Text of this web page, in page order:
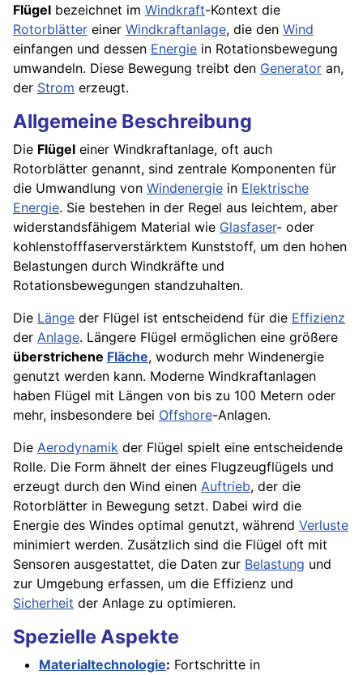
Flügel bezeichnet im Windkraft-Kontext die
Rotorblätter einer Windkraftanlage, die den Wind
einfangen und dessen Energie in Rotationsbewegung
umwandeln. Diese Bewegung treibt den Generator an,
der Strom erzeugt.
Allgemeine Beschreibung
Die Flügel einer Windkraftanlage, oft auch
Rotorblätter genannt, sind zentrale Komponenten für
die Umwandlung von Windenergie in Elektrische
Energie. Sie bestehen in der Regel aus leichtem, aber
widerstandsfähigem Material wie Glasfaser- oder
kohlenstofffaserverstärktem Kunststoff, um den hohen
Belastungen durch Windkräfte und
Rotationsbewegungen standzuhalten.
Die Länge der Flügel ist entscheidend für die Effizienz
der Anlage. Längere Flügel ermöglichen eine größere
überstrichene Fläche, wodurch mehr Windenergie
genutzt werden kann. Moderne Windkraftanlagen
haben Flügel mit Längen von bis zu 100 Metern oder
mehr, insbesondere bei Offshore-Anlagen.
Die Aerodynamik der Flügel spielt eine entscheidende
Rolle. Die Form ähnelt der eines Flugzeugflügels und
erzeugt durch den Wind einen Auftrieb, der die
Rotorblätter in Bewegung setzt. Dabei wird die
Energie des Windes optimal genutzt, während Verluste
minimiert werden. Zusätzlich sind die Flügel oft mit
Sensoren ausgestattet, die Daten zur Belastung und
zur Umgebung erfassen, um die Effizienz und
Sicherheit der Anlage zu optimieren.
Spezielle Aspekte
Materialtechnologie: Fortschritte in